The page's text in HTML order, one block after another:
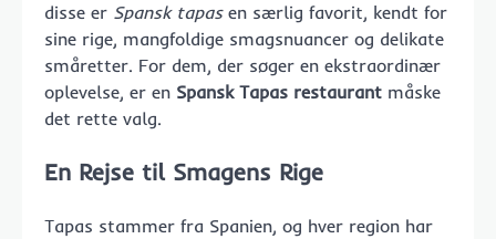
disse er Spansk tapasen særlig favorit, kendt for
sine rige, mangfoldige smagsnuancer og delikate
småretter. For dem, der søger en ekstraordinær
oplevelse, er en Spansk Tapas restaurant måske
det rette valg.
En Rejse til Smagens Rige
Tapas stammer fra Spanien, og hver region har